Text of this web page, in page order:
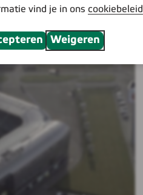
vind je in ons cookiebeleid
Weigeren